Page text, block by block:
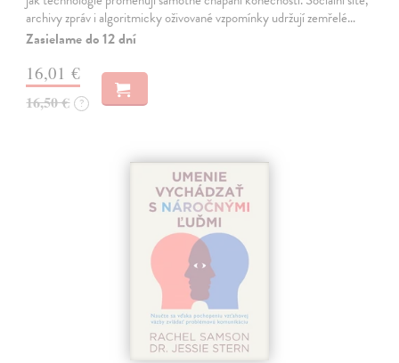
archivy zpráv i algoritmicky oživované vzpomínky udržují zemřelé…
Zasielame do 12 dní
16,01 €
16,50 € ?